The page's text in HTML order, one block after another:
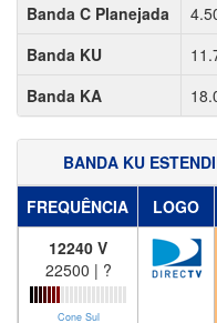
Banda C Planejada
Banda KU
Banda KA
BANDA KU
FREQUÊNCIA
LOGO
12240 V
22500 | ?
Cone Sul